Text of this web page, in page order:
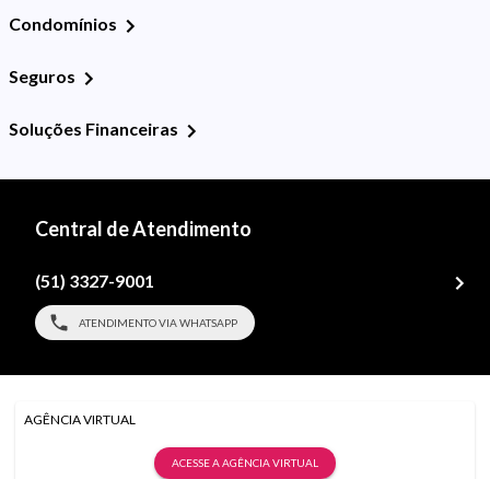
Condomínios
Seguros
Soluções Financeiras
Central de Atendimento
(51) 3327-9001
ATENDIMENTO VIA WHATSAPP
AGÊNCIA VIRTUAL
ACESSE A AGÊNCIA VIRTUAL